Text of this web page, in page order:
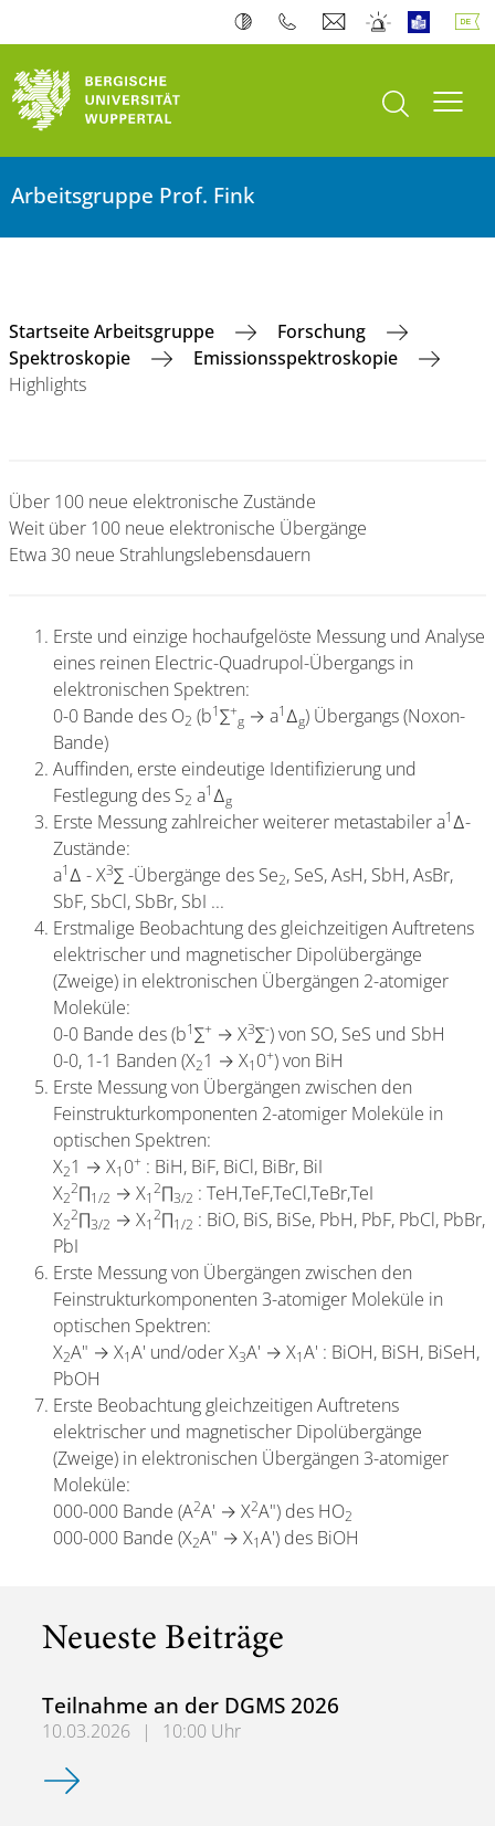
Suche öffnen
Arbeitsgruppe Prof. Fink
Startseite Arbeitsgruppe
Forschung
Spektroskopie
Emissionsspektroskopie
Highlights
Über 100 neue elektronische Zustände
Weit über 100 neue elektronische Übergänge
Etwa 30 neue Strahlungslebensdauern
Erste und einzige hochaufgelöste Messung und Analyse
eines reinen Electric-Quadrupol-Übergangs in
elektronischen Spektren:
0-0 Bande des O2 (b1∑+
g → a1Δg) Übergangs (Noxon-
Bande)
Auffinden, erste eindeutige Identifizierung und
Festlegung des S2 a1Δg
Erste Messung zahlreicher weiterer metastabiler a1Δ-
Zustände:
a1Δ - X3∑ -Übergänge des Se2, SeS, AsH, SbH, AsBr,
SbF, SbCl, SbBr, SbI ...
Erstmalige Beobachtung des gleichzeitigen Auftretens
elektrischer und magnetischer Dipolübergänge
(Zweige) in elektronischen Übergängen 2-atomiger
Moleküle:
0-0 Bande des (b1∑+ → X3∑-) von SO, SeS und SbH
0-0, 1-1 Banden (X21 → X1 0+) von BiH
Erste Messung von Übergängen zwischen den
Feinstrukturkomponenten 2-atomiger Moleküle in
optischen Spektren:
X21 → X1 0+ : BiH, BiF, BiCl, BiBr, BiI
X2
2∏1/2 → X1
2∏3/2 : TeH,TeF,TeCl,TeBr,TeI
X2
2∏3/2 → X1
2∏1/2 : BiO, BiS, BiSe, PbH, PbF, PbCl, PbBr,
PbI
Erste Messung von Übergängen zwischen den
Feinstrukturkomponenten 3-atomiger Moleküle in
optischen Spektren:
X2A" → X1A' und/oder X3A' → X1A' : BiOH, BiSH, BiSeH,
PbOH
Erste Beobachtung gleichzeitigen Auftretens
elektrischer und magnetischer Dipolübergänge
(Zweige) in elektronischen Übergängen 3-atomiger
Moleküle:
000-000 Bande (A2A' → X2A") des HO2
000-000 Bande (X2A" → X1A') des BiOH
Neueste Beiträge
Teilnahme an der DGMS 2026
10.03.2026 |
10:00 Uhr
Teilnahme an der DGMS 2026